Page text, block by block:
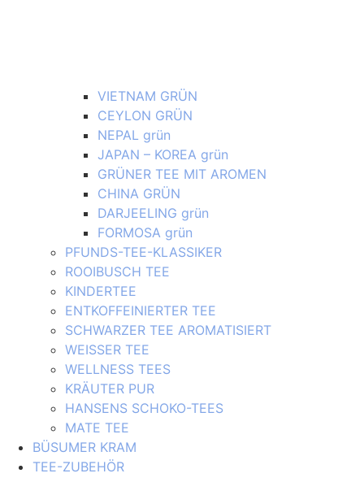
VIETNAM GRÜN
CEYLON GRÜN
NEPAL grün
JAPAN – KOREA grün
GRÜNER TEE MIT AROMEN
CHINA GRÜN
DARJEELING grün
FORMOSA grün
PFUNDS-TEE-KLASSIKER
ROOIBUSCH TEE
KINDERTEE
ENTKOFFEINIERTER TEE
SCHWARZER TEE AROMATISIERT
WEISSER TEE
WELLNESS TEES
KRÄUTER PUR
HANSENS SCHOKO-TEES
MATE TEE
BÜSUMER KRAM
TEE-ZUBEHÖR